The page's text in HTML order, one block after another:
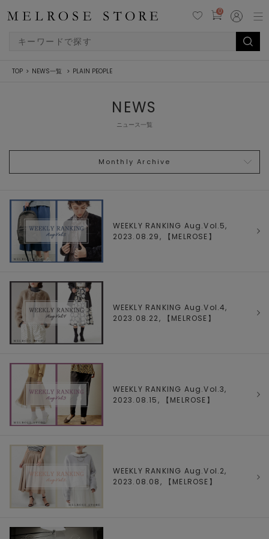
0
TOP NEWS一覧 PLAIN PEOPLE
NEWS
ニュース一覧
Monthly Archive
WEEKLY RANKING Aug.Vol.5,
2023.08.29, 【 MELROSE 】
WEEKLY RANKING Aug.Vol.4,
2023.08.22, 【 MELROSE 】
WEEKLY RANKING Aug.Vol.3,
2023.08.15, 【 MELROSE 】
WEEKLY RANKING Aug.Vol.2,
2023.08.08, 【 MELROSE 】